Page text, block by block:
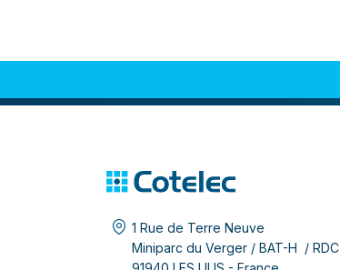
1 Rue de Terre Neuve
Miniparc du Verger / BAT-H / RDC